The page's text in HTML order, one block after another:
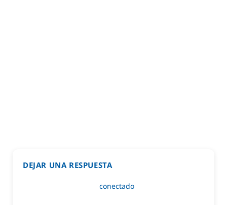
DEJAR UNA RESPUESTA
conectado